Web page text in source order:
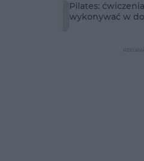
Pilates:
wykonywać w